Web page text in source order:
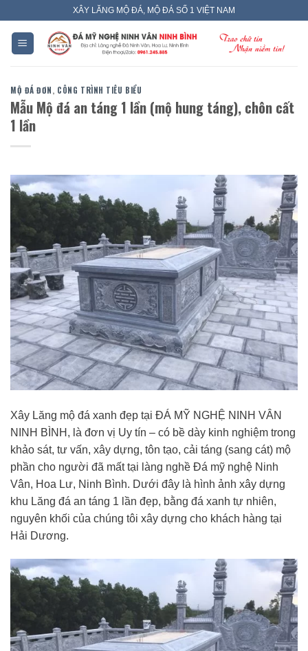
content
XÂY LĂNG MỘ ĐÁ, MỘ ĐÁ SỐ 1 VIỆT NAM
MỘ ĐÁ ĐƠN, CÔNG TRÌNH TIÊU BIỂU
Mẫu Mộ đá an táng 1 lần (mộ hung táng), chôn cất
1 lần
Xây Lăng mộ đá xanh đẹp tại ĐÁ MỸ NGHỆ NINH VÂN
NINH BÌNH, là đơn vị Uy tín – có bề dày kinh nghiệm trong
khảo sát, tư vấn, xây dựng, tôn tạo, cải táng (sang cát) mộ
phần cho người đã mất tại làng nghề Đá mỹ nghệ Ninh
Vân, Hoa Lư, Ninh Bình. Dưới đây là hình ảnh xây dựng
khu Lăng đá an táng 1 lần đẹp, bằng đá xanh tự nhiên,
nguyên khối của chúng tôi xây dựng cho khách hàng tại
Hải Dương.